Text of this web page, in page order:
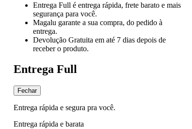
Entrega Full é entrega rápida, frete barato e mais
segurança para você.
Magalu garante a sua compra, do pedido à
entrega.
Devolução Gratuita em até 7 dias depois de
receber o produto.
Entrega Full
Fechar
Entrega rápida e segura pra você.
Entrega rápida e barata